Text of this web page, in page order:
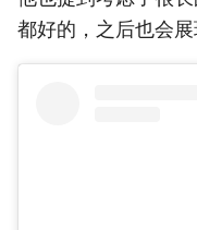
都好的，之后也会